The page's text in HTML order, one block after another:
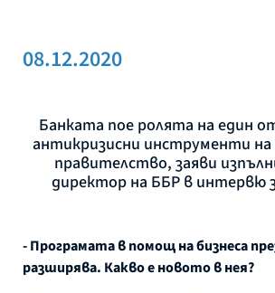
08.12.2020
Банката пое ролята на един
антикризисни инструменти на
правителство, заяви
директор на ББР в интервю
- Програмата в помощ на бизнеса
разширява. Какво е новото в нея?